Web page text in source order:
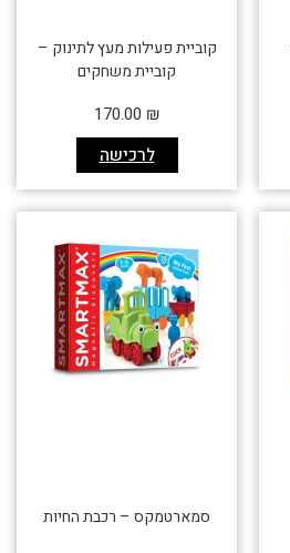
קוביית פעילות מעץ לתינוק –
קוביית משחקים
לרכישה
170.00 ₪
סמארטמקס – רכבת החיות